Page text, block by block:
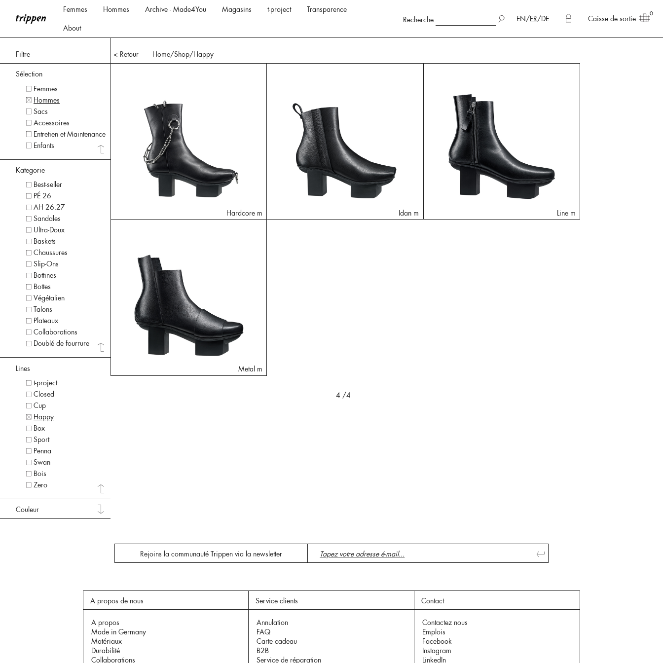
Femmes Hommes Archive - Made4You Magasins t-project Transparence
About
Recherche EN/FR/DE Caisse de sortie
0
Filtre
Sélection
Femmes
Hommes
Sacs
Accessoires
Entretien et Maintenance
Enfants
Kategorie
Best-seller
PÉ 26
AH 26.27
Sandales
Ultra-Doux
Baskets
Chaussures
Slip-Ons
Bottines
Bottes
Végétalien
Talons
Plateaux
Collaborations
Doublé de fourrure
Lines
t-project
Closed
Cup
Happy
Box
Sport
Penna
Swan
Bois
Zero
Couleur
< Retour Home/Shop/Happy
Hardcore m Idan m Line m
Metal m
4 /4
Rejoins la communauté Trippen via la newsletter
A propos de nous
A propos
Made in Germany
Matériaux
Durabilité
Collaborations
Service clients
Annulation
FAQ
Carte cadeau
B2B
Service de réparation
Contact
Contactez nous
Emplois
Facebook
Instagram
LinkedIn